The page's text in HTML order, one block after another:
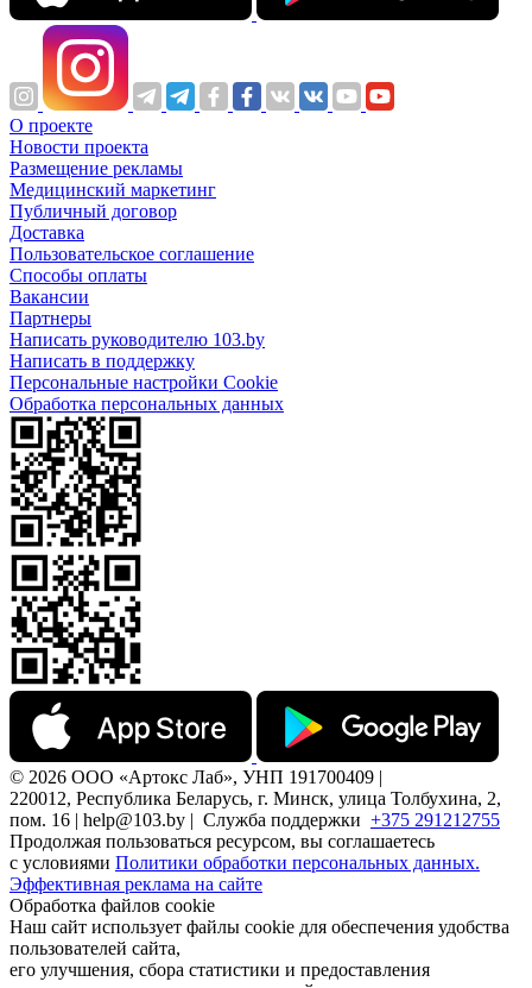
О проекте
Новости проекта
Размещение рекламы
Медицинский маркетинг
Публичный договор
Доставка
Пользовательское соглашение
Способы оплаты
Вакансии
Партнеры
Написать руководителю 103.by
Написать в поддержку
Персональные настройки Cookie
Обработка персональных данных
© 2026 ООО «Артокс Лаб», УНП 191700409 |
220012, Республика Беларусь, г. Минск, улица Толбухина, 2,
пом. 16 | help@103.by | Служба поддержки +375 291212755
Продолжая пользоваться ресурсом, вы соглашаетесь
с условиями Политики обработки персональных данных.
Эффективная реклама на сайте
Обработка файлов cookie
Наш сайт использует файлы cookie для обеспечения удобства
пользователей сайта,
его улучшения, сбора статистики и предоставления